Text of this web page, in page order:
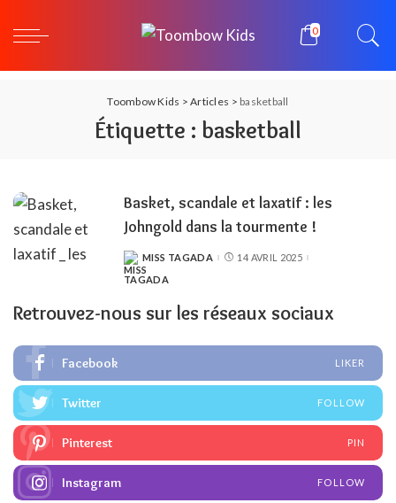
0
Toombow Kids >Articles > basketball
Étiquette : basketball
Basket, scandale et laxatif : les
Johngold dans la tourmente !
POSTED
BY
MISS TAGADA 14 AVRIL 2025
Retrouvez-nous sur les réseaux sociaux
Facebook LIKER
Twitter FOLLOW
Pinterest PIN
Instagram FOLLOW